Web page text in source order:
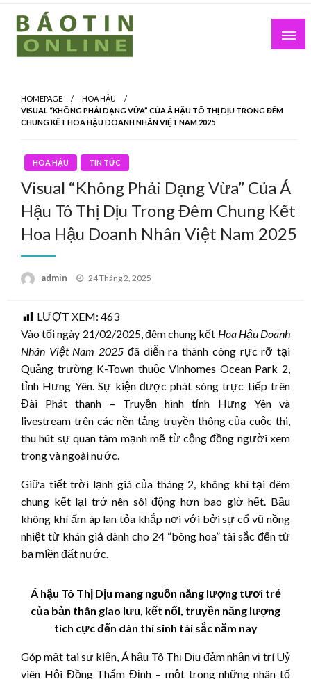
Skip
content
HOMEPAGE
HOA HẬU
VISUAL “KHÔNG PHẢI DẠNG VỪA” CỦA Á HẬU TÔ THỊ DỊU TRONG ĐÊM
CHUNG KẾT HOA HẬU DOANH NHÂN VIỆT NAM 2025
HOA HẬU TIN TỨC
Visual “Không Phải Dạng Vừa” Của Á
Hậu Tô Thị Dịu Trong Đêm Chung Kết
Hoa Hậu Doanh Nhân Việt Nam 2025
admin
Posted
24 Tháng 2, 2025
LƯỢT XEM: 463
Vào tối ngày 21/02/2025, đêm chung kết Hoa Hậu Doanh
Nhân Việt Nam 2025 đã diễn ra thành công rực rỡ tại
Quảng trường K-Town thuộc Vinhomes Ocean Park 2,
tỉnh Hưng Yên. Sự kiện được phát sóng trực tiếp trên
Đài Phát thanh – Truyền hình tỉnh Hưng Yên và
livestream trên các nền tảng truyền thông của cuộc thi,
thu hút sự quan tâm mạnh mẽ từ cộng đồng người xem
trong và ngoài nước.
Giữa tiết trời lạnh giá của tháng 2, không khí tại đêm
chung kết lại trở nên sôi động hơn bao giờ hết. Bầu
không khí ấm áp lan tỏa khắp nơi với bởi sự cổ vũ nồng
nhiệt từ khán giả dành cho 24 “bông hoa” tài sắc đến từ
ba miền đất nước.
Á hậu Tô Thị Dịu mang nguồn năng lượng tươi trẻ
của bản thân giao lưu, kết nối, truyền năng lượng
tích cực đến dàn thí sinh tài sắc năm nay
Góp mặt tại sự kiện, Á hậu Tô Thị Dịu đảm nhận vị trí Uỷ
viên Hội Đồng Thẩm Định – một trong những nhân tố